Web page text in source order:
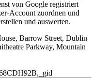
von Google registriert
Account zuordnen und
und auswerten.
Barrow Street, Dublin
Parkway, Mountain